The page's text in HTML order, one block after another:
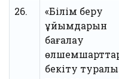
26.
«Білім беру
ұйымдарын
бағалау
бекіту